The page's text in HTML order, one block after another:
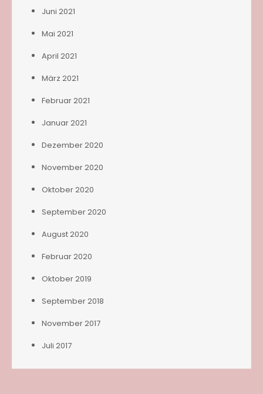
Juni 2021
Mai 2021
April 2021
März 2021
Februar 2021
Januar 2021
Dezember 2020
November 2020
Oktober 2020
September 2020
August 2020
Februar 2020
Oktober 2019
September 2018
November 2017
Juli 2017